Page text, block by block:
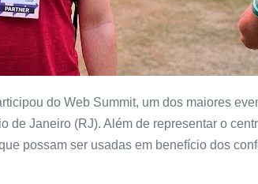
do Web Summit, um dos maiores
de Janeiro (RJ). Além de representar o
possam ser usadas em benefício dos